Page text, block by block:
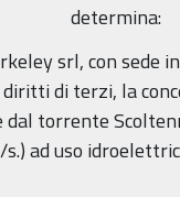
determina:
srl, con sede
di terzi, la
torrente
ad uso